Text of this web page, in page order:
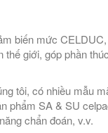
biến mức
giới, góp phần
tôi, có nhiều mẫu
phẩm SA & SU
chẩn đoán, v.v.